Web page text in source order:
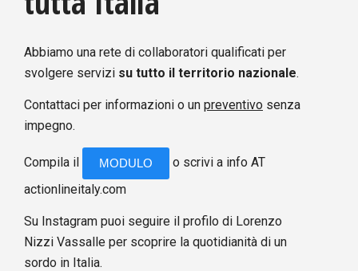
Abbiamo una rete di collaboratori qualificati per
svolgere servizi su tutto il territorio nazionale.
Contattaci per informazioni o un preventivo senza
impegno.
Compila il MODULO
o scrivi a info AT
actionlineitaly.com
Su Instagram puoi seguire il profilo di Lorenzo
Nizzi Vassalle per scoprire la quotidianità di un
sordo in Italia.